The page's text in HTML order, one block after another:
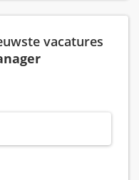
vacatures